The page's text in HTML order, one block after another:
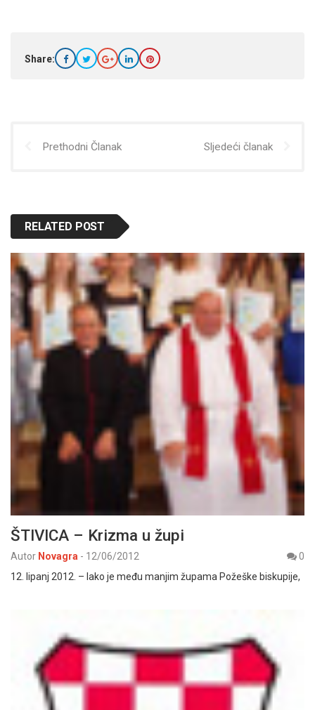
Share:
Prethodni Članak Sljedeći članak
RELATED POST
ŠTIVICA – Krizma u župi
Autor Novagra - 12/06/2012
0
12. lipanj 2012. – Iako je među manjim župama Požeške biskupije,